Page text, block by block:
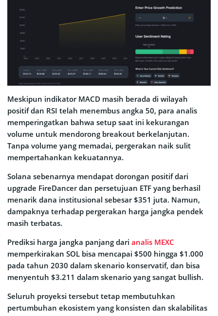
Meskipun indikator MACD masih berada di wilayah
positif dan RSI telah menembus angka 50, para analis
memperingatkan bahwa setup saat ini kekurangan
volume untuk mendorong breakout berkelanjutan.
Tanpa volume yang memadai, pergerakan naik sulit
mempertahankan kekuatannya.
Solana sebenarnya mendapat dorongan positif dari
upgrade FireDancer dan persetujuan ETF yang berhasil
menarik dana institusional sebesar $351 juta. Namun,
dampaknya terhadap pergerakan harga jangka pendek
masih terbatas.
Prediksi harga jangka panjang dari analis MEXC
memperkirakan SOL bisa mencapai $500 hingga $1.000
pada tahun 2030 dalam skenario konservatif, dan bisa
menyentuh $3.211 dalam skenario yang sangat bullish.
Seluruh proyeksi tersebut tetap membutuhkan
pertumbuhan ekosistem yang konsisten dan skalabilitas